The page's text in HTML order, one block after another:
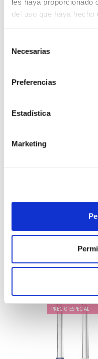
les haya proporcionado
del uso que haya
Necesarias
Preferencias
Estadística
Marketing
- Añadir
BATIDO FIBRA
24.00€
TEMPORALMENTE
PRECIO ESPECIAL